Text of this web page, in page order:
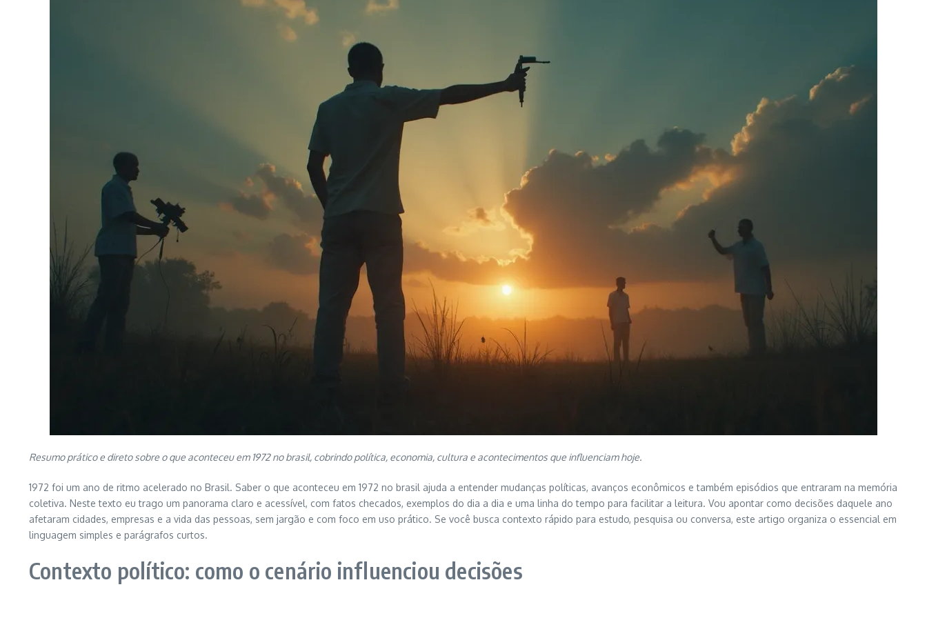
Resumo prático e direto sobre o que aconteceu em 1972 no brasil, cobrindo política, economia, cultura e acontecimentos que influenciam hoje.
1972 foi um ano de ritmo acelerado no Brasil. Saber o que aconteceu em 1972 no brasil ajuda a entender mudanças políticas, avanços econômicos e também episódios que entraram na memória
coletiva. Neste texto eu trago um panorama claro e acessível, com fatos checados, exemplos do dia a dia e uma linha do tempo para facilitar a leitura. Vou apontar como decisões daquele ano
afetaram cidades, empresas e a vida das pessoas, sem jargão e com foco em uso prático. Se você busca contexto rápido para estudo, pesquisa ou conversa, este artigo organiza o essencial em
linguagem simples e parágrafos curtos.
Contexto político: como o cenário influenciou decisões